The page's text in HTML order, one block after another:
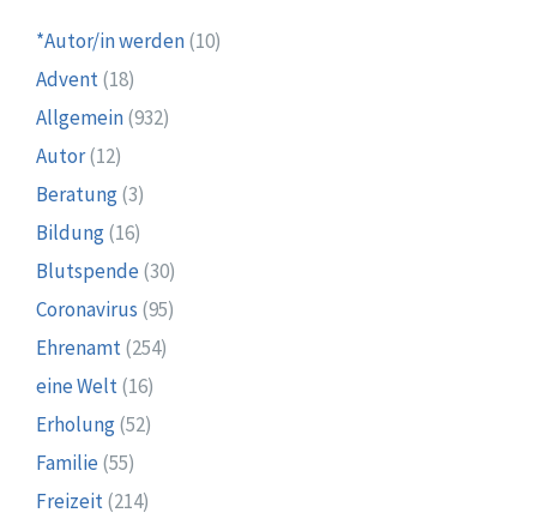
*Autor/in werden(10)
Advent(18)
Allgemein(932)
Autor(12)
Beratung(3)
Bildung(16)
Blutspende (30)
Coronavirus (95)
Ehrenamt(254)
eine Welt(16)
Erholung(52)
Familie (55)
Freizeit(214)